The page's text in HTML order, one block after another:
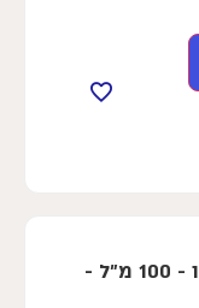
צבע אקריליק סטודיו - 100 מ"ל -